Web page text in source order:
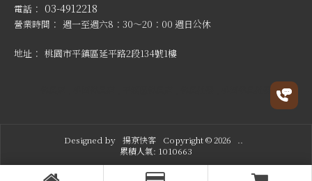
03-4912218
週一至週六8：30～20：00 週日公休
桃園市平鎮區延平路2段134號1樓
桃園佛具批發
Designed by 揚京快客 Copyright © 2026
累積人氣: 1010663